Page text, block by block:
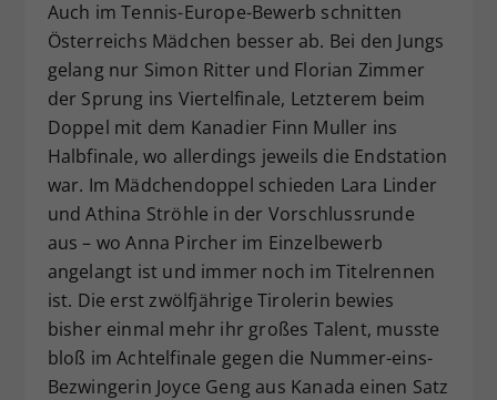
Auch im Tennis-Europe-Bewerb schnitten
Österreichs Mädchen besser ab. Bei den Jungs
gelang nur Simon Ritter und Florian Zimmer
der Sprung ins Viertelfinale, Letzterem beim
Doppel mit dem Kanadier Finn Muller ins
Halbfinale, wo allerdings jeweils die Endstation
war. Im Mädchendoppel schieden Lara Linder
und Athina Ströhle in der Vorschlussrunde
aus – wo Anna Pircher im Einzelbewerb
angelangt ist und immer noch im Titelrennen
ist. Die erst zwölfjährige Tirolerin bewies
bisher einmal mehr ihr großes Talent, musste
bloß im Achtelfinale gegen die Nummer-eins-
Bezwingerin Joyce Geng aus Kanada einen Satz